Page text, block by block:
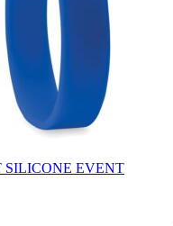
SILICONE EVENT